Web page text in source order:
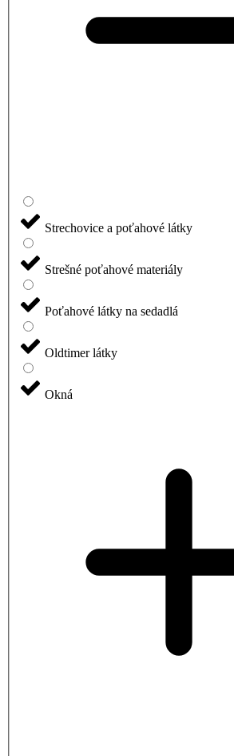
Strechovice a poťahové látky
Strešné poťahové materiály
Poťahové látky na sedadlá
Oldtimer látky
Okná